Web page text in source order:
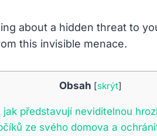
about a hidden threat to
this invisible menace.
Obsah [skrýt]
jak představují neviditelnou
ze svého domova a